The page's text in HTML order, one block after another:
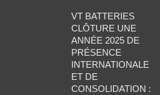
VT BATTERIES
CLÔTURE UNE
ANNÉE 2025 DE
PRÉSENCE
INTERNATIONALE
ET DE
CONSOLIDATION :